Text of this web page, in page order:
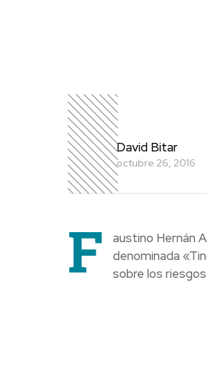
David Bitar
octubre 26, 2016
F
austino Hernán
denominada
sobre los